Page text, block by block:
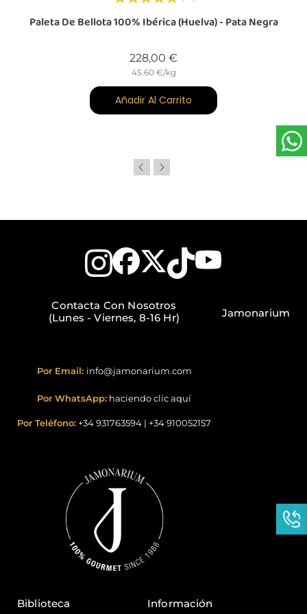
Paleta De Bellota 100% Ibérica (Huelva) - Pata Negra
228,00 €
45.60 €/kg
Añadir Al Carrito
Contacta Con Nosotros
(Lunes - Viernes, 8-16 Hr)
Por Email: info@jamonarium.com
Por WhatsApp: haciendo clic aquí
Por Teléfono: +34 931763594 | +34 910052157
Jamonarium
Biblioteca Información